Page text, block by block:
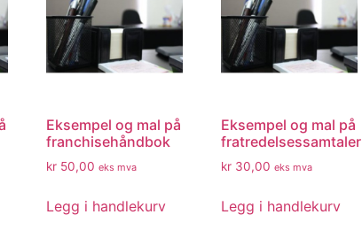
Eksempel og mal på
franchisehåndbok
kr 50,00 eks mva
Legg i handlekurv
Eksempel og mal på
fratredelsessamtaler
kr 30,00 eks mva
Legg i handlekurv